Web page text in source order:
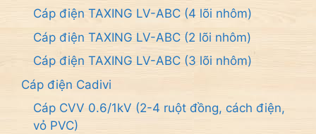
Cáp điện TAXING LV-ABC (4 lõi nhôm)
Cáp điện TAXING LV-ABC (2 lõi nhôm)
Cáp điện TAXING LV-ABC (3 lõi nhôm)
Cáp điện Cadivi
Cáp CVV 0.6/1kV (2-4 ruột đồng, cách điện,
vỏ PVC)